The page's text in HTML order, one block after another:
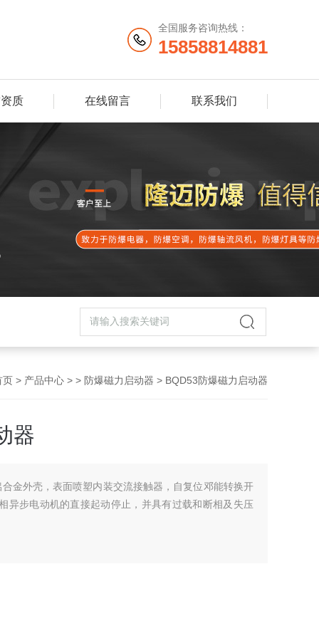
全国服务咨询热线：
15858814881
质 在线留言 联系我们
页 > 产品中心 > > 防爆磁力启动器 > BQD53防爆磁力启动器
器
金外壳，表面喷塑内装交流接触器，自复位邓能转换开
异步电动机的直接起动停止，并具有过载和断相及失压